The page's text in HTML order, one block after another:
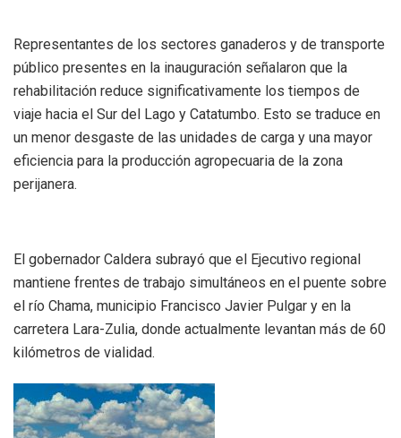
Representantes de los sectores ganaderos y de transporte
público presentes en la inauguración señalaron que la
rehabilitación reduce significativamente los tiempos de
viaje hacia el Sur del Lago y Catatumbo. Esto se traduce en
un menor desgaste de las unidades de carga y una mayor
eficiencia para la producción agropecuaria de la zona
perijanera.
El gobernador Caldera subrayó que el Ejecutivo regional
mantiene frentes de trabajo simultáneos en el puente sobre
el río Chama, municipio Francisco Javier Pulgar y en la
carretera Lara-Zulia, donde actualmente levantan más de 60
kilómetros de vialidad.